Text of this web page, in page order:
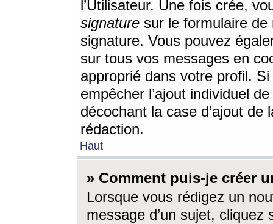
l’Utilisateur. Une fois crée,
signature sur le formulaire de
signature. Vous pouvez
sur tous vos messages en
approprié dans votre profil.
empêcher l’ajout individuel
décochant la case d’ajout
rédaction.
Haut
» Comment puis-je créer
Lorsque vous rédigez un
message d’un sujet, cliquez